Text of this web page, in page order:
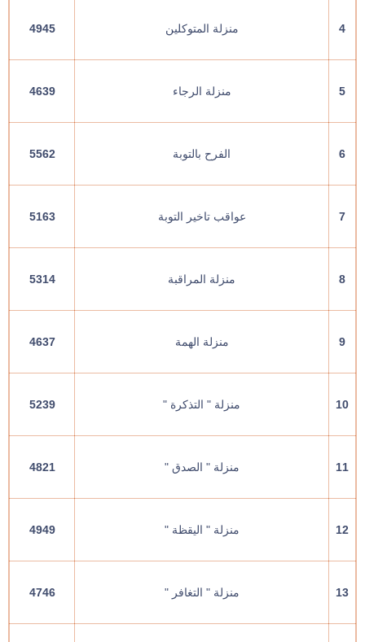
4 منزلة المتوكلين 4945
5 منزلة الرجاء 4639
6 الفرح بالتوبة 5562
7 عواقب تاخير التوبة 5163
8 منزلة المراقبة 5314
9 منزلة الهمة 4637
10 منزلة " التذكرة " 5239
11 منزلة " الصدق " 4821
12 منزلة " اليقظة " 4949
13 منزلة " التغافر " 4746